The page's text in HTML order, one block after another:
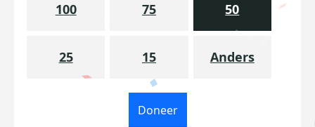
100 75 50
25 15 Anders
Doneer